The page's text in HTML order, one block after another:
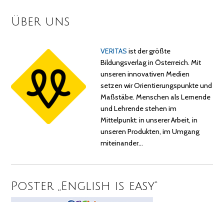
Über uns
VERITAS ist der größte
Bildungsverlag in Österreich. Mit
unseren innovativen Medien
setzen wir Orientierungspunkte und
Maßstäbe. Menschen als Lernende
und Lehrende stehen im
Mittelpunkt: in unserer Arbeit, in
unseren Produkten, im Umgang
miteinander…
Poster „English is easy“